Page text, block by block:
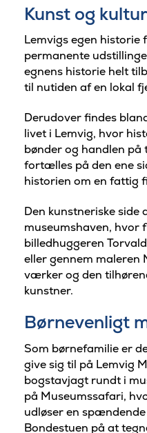
Kunst og kultur
Lemvigs egen
permanente
egnens historie helt
til nutiden af en lokal
Derudover findes
livet i Lemvig, hvor
bønder og handlen
fortælles på den ene
historien om en fattig
Den kunstneriske side
museumshaven, hvor
billedhuggeren
eller gennem maleren
værker og den
kunstner.
Børnevenligt
Som børnefamilie er
give sig til på Lemvig
bogstavjagt rundt i
på Museumssafari,
udløser en
Bondestuen på at